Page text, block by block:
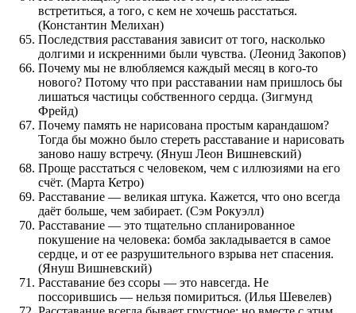
встретиться, а того, с кем не хочешь расстаться.
(Константин Мелихан)
Последствия расставания зависит от того, насколько
долгими и искренними были чувства. (Леонид Закопов)
Почему мы не влюбляемся каждый месяц в кого-то
нового? Потому что при расставании нам пришлось бы
лишаться частицы собственного сердца. (Зигмунд
Фрейд)
Почему память не нарисована простым карандашом?
Тогда бы можно было стереть расставание и нарисовать
заново нашу встречу. (Януш Леон Вишневский)
Проще расстаться с человеком, чем с иллюзиями на его
счёт. (Марта Кетро)
Расставание — великая штука. Кажется, что оно всегда
даёт больше, чем забирает. (Сэм Рокуэлл)
Расставание — это тщательно спланированное
покушение на человека: бомба закладывается в самое
сердце, и от ее разрушительного взрыва нет спасения.
(Януш Вишневский)
Расставание без ссоры — это навсегда. Не
поссорившись — нельзя помириться. (Илья Шевелев)